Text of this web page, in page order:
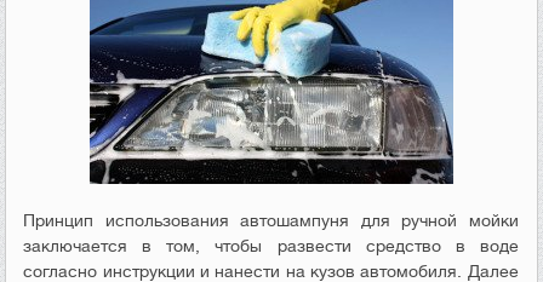
Принцип использования автошампуня для ручной мойки
заключается в том, чтобы развести средство в воде
согласно инструкции и нанести на кузов автомобиля. Далее